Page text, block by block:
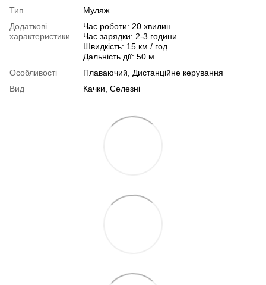
Тип
Муляж
Додаткові
характеристики
Час роботи: 20 хвилин.
Час зарядки: 2-3 години.
Швидкість: 15 км / год.
Дальність дії: 50 м.
Особливості
Плаваючий, Дистанційне керування
Вид
Качки, Селезні